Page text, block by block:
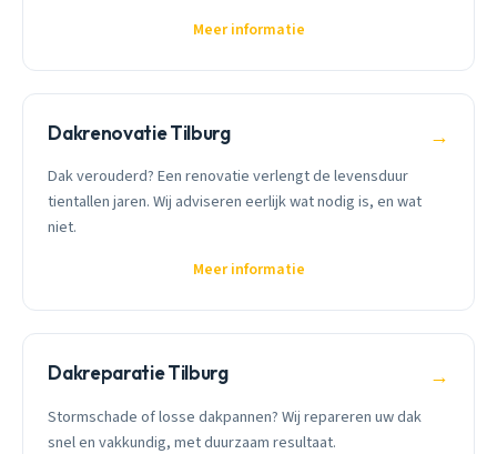
Meer informatie
Dakrenovatie Tilburg →
Dak verouderd? Een renovatie verlengt de levensduur
tientallen jaren. Wij adviseren eerlijk wat nodig is, en wat
niet.
Meer informatie
Dakreparatie Tilburg →
Stormschade of losse dakpannen? Wij repareren uw dak
snel en vakkundig, met duurzaam resultaat.